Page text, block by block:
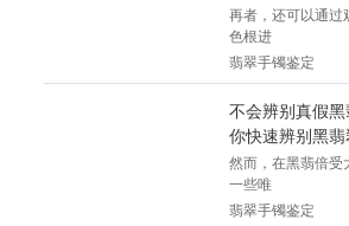
再者，还可以通过
色根进
翡翠手镯鉴定
不会辨别真假
你快速辨别黑翡
然而，在黑翡倍受
一些唯
翡翠手镯鉴定